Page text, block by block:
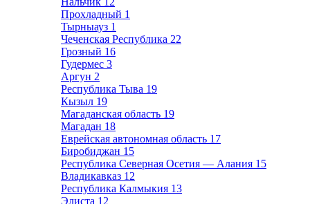
Прохладный 1
Тырныауз 1
Чеченская Республика 22
Грозный 16
Гудермес 3
Аргун 2
Республика Тыва 19
Кызыл 19
Магаданская область 19
Магадан 18
Еврейская автономная область 17
Биробиджан 15
Республика Северная Осетия — Алания 15
Владикавказ 12
Республика Калмыкия 13
Элиста 12